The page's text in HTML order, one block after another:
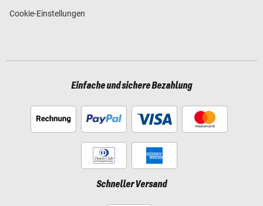
Cookie-Einstellungen
Einfache und sichere Bezahlung
Schneller Versand